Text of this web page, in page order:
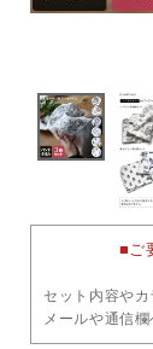
■ご
セット内容やカ
メールや通信